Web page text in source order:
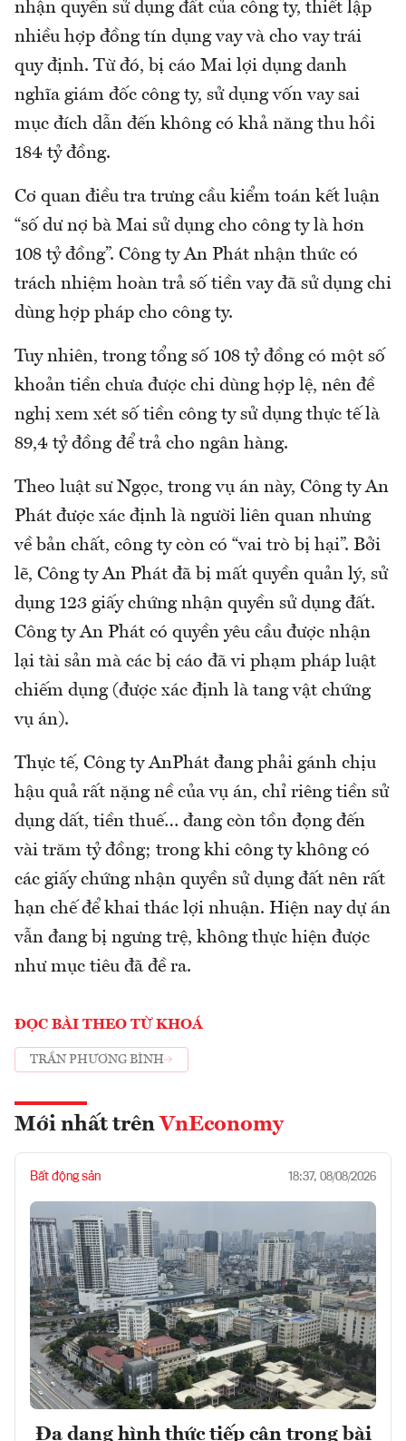
nhận quyền sử dụng đất của công ty, thiết lập
nhiều hợp đồng tín dụng vay và cho vay trái
quy định. Từ đó, bị cáo Mai lợi dụng danh
nghĩa giám đốc công ty, sử dụng vốn vay sai
mục đích dẫn đến không có khả năng thu hồi
184 tỷ đồng.
Cơ quan điều tra trưng cầu kiểm toán kết luận
“số dư nợ bà Mai sử dụng cho công ty là hơn
108 tỷ đồng”. Công ty An Phát nhận thức có
trách nhiệm hoàn trả số tiền vay đã sử dụng chi
dùng hợp pháp cho công ty.
Tuy nhiên, trong tổng số 108 tỷ đồng có một số
khoản tiền chưa được chi dùng hợp lệ, nên đề
nghị xem xét số tiền công ty sử dụng thực tế là
89,4 tỷ đồng để trả cho ngân hàng.
Theo luật sư Ngọc, trong vụ án này, Công ty An
Phát được xác định là người liên quan nhưng
về bản chất, công ty còn có “vai trò bị hại”. Bởi
lẽ, Công ty An Phát đã bị mất quyền quản lý, sử
dụng 123 giấy chứng nhận quyền sử dụng đất.
Công ty An Phát có quyền yêu cầu được nhận
lại tài sản mà các bị cáo đã vi phạm pháp luật
chiếm dụng (được xác định là tang vật chứng
vụ án).
Thực tế, Công ty AnPhát đang phải gánh chịu
hậu quả rất nặng nề của vụ án, chỉ riêng tiền sử
dụng dất, tiền thuế… đang còn tồn đọng đến
vài trăm tỷ đồng; trong khi công ty không có
các giấy chứng nhận quyền sử dụng đất nên rất
hạn chế để khai thác lợi nhuận. Hiện nay dự án
vẫn đang bị ngưng trệ, không thực hiện được
như mục tiêu đã đề ra.
ĐỌC BÀI THEO TỪ KHOÁ
TRẦN PHƯƠNG BÌNH
Mới nhất trên VnEconomy
Bất động sản 18:37, 08/08/2026
Đa dạng hình thức tiếp cận trong bài